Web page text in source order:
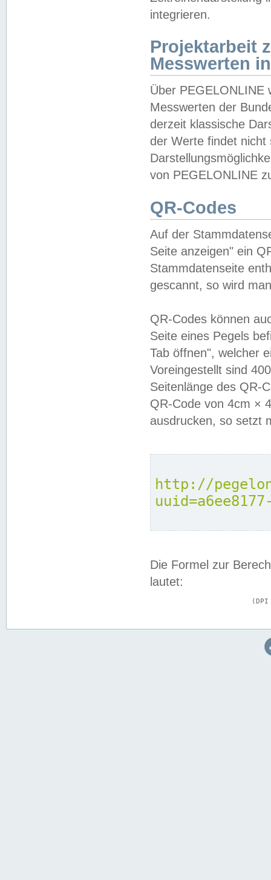
integrieren.
Projektarbeit
Messwerten
Über PEGELONLINE
Messwerten der
derzeit klassische
der Werte findet
von PEGELONLINE
QR-Codes
Auf der
Seite anzeigen" ein
Stammdatenseite
gescannt, so wird
QR-Codes können
Seite eines Pegels
Tab öffnen", welcher
Voreingestellt sind
Seitenlänge des QR-
QR-Code von 4cm ×
ausdrucken, so setzt
http://
Die Formel zur
lautet: